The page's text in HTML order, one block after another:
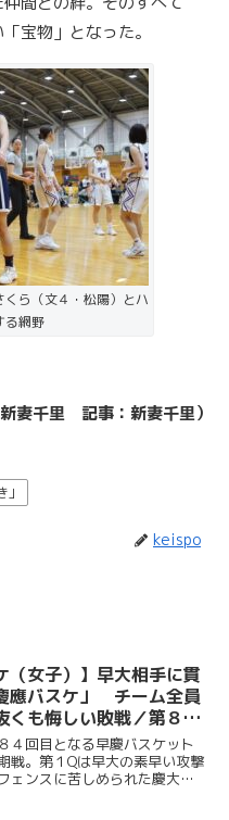
宝物」となった。
ら（文４・松陽）とハ
る網野
妻千里 記事：新妻千里）
keispo
（女子）】早大相手に貫
應バスケ」 チーム全員
くも悔しい敗戦／第８４
スケットボール定期戦
４回目となる早慶バスケット
戦。第１Qは早大の素早い攻撃
ェンスに苦しめられた慶大だ